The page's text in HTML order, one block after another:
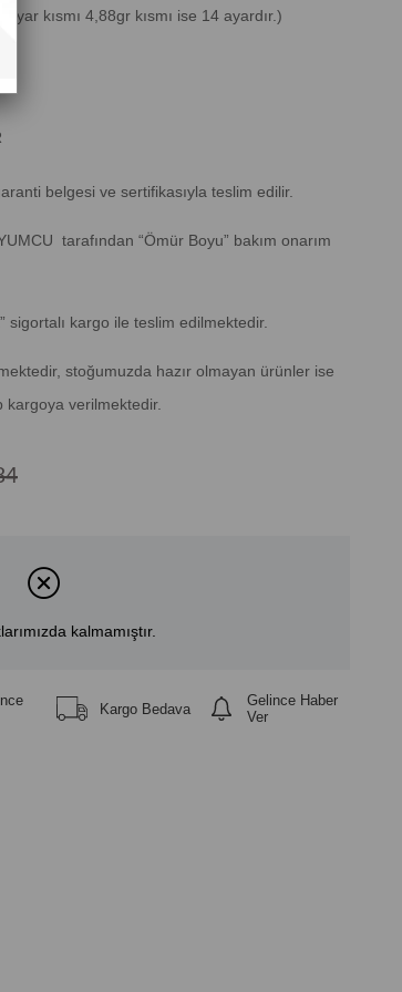
kısmı 4,88gr kısmı ise 14 ayardır.)
belgesi ve sertifikasıyla teslim edilir.
tarafından “Ömür Boyu” bakım onarım
sigortalı kargo ile teslim edilmektedir.
stoğumuzda hazır olmayan ürünler ise
kargoya verilmektedir.
kalmamıştır.
Kargo Bedava
Gelince Haber
Ver